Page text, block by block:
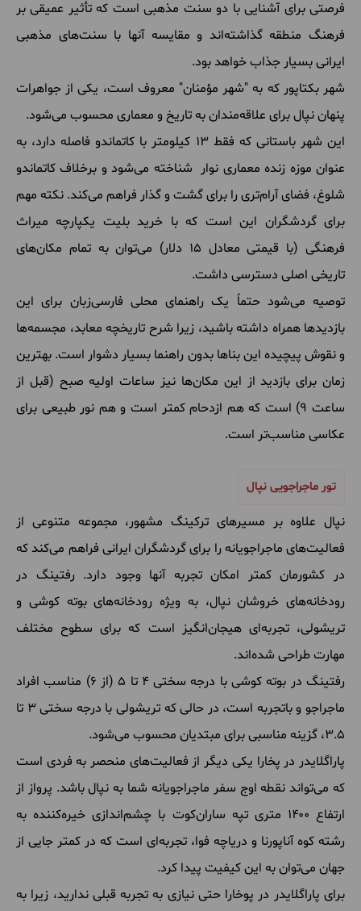
فرصتی برای آشنایی با دو سنت مذهبی است که تأثیر عمیقی بر
فرهنگ منطقه گذاشته‌اند و مقایسه آنها با سنت‌های مذهبی
ایرانی بسیار جذاب خواهد بود.
شهر بکتاپور که به "شهر مؤمنان" معروف است، یکی از جواهرات
پنهان نپال برای علاقه‌مندان به تاریخ و معماری محسوب می‌شود.
این شهر باستانی که فقط ۱۳ کیلومتر با کاتماندو فاصله دارد، به
عنوان موزه زنده معماری نوار شناخته می‌شود و برخلاف کاتماندو
شلوغ، فضای آرام‌تری را برای گشت و گذار فراهم می‌کند. نکته مهم
برای گردشگران این است که با خرید بلیت یکپارچه میراث
فرهنگی (با قیمتی معادل ۱۵ دلار) می‌توان به تمام مکان‌های
تاریخی اصلی دسترسی داشت.
توصیه می‌شود حتماً یک راهنمای محلی فارسی‌زبان برای این
بازدیدها همراه داشته باشید، زیرا شرح تاریخچه معابد، مجسمه‌ها
و نقوش پیچیده این بناها بدون راهنما بسیار دشوار است. بهترین
زمان برای بازدید از این مکان‌ها نیز ساعات اولیه صبح (قبل از
ساعت ۹) است که هم ازدحام کمتر است و هم نور طبیعی برای
عکاسی مناسب‌تر است.
تور ماجراجویی نپال
نپال علاوه بر مسیرهای ترکینگ مشهور، مجموعه متنوعی از
فعالیت‌های ماجراجویانه را برای گردشگران ایرانی فراهم می‌کند که
در کشورمان کمتر امکان تجربه آنها وجود دارد. رفتینگ در
رودخانه‌های خروشان نپال، به ویژه رودخانه‌های بوته کوشی و
تریشولی، تجربه‌ای هیجان‌انگیز است که برای سطوح مختلف
مهارت طراحی شده‌اند.
رفتینگ در بوته کوشی با درجه سختی ۴ تا ۵ (از ۶) مناسب افراد
ماجراجو و باتجربه است، در حالی که تریشولی با درجه سختی ۳ تا
۳.۵، گزینه مناسبی برای مبتدیان محسوب می‌شود.
پاراگلایدر در پخارا یکی دیگر از فعالیت‌های منحصر به فردی است
که می‌تواند نقطه اوج سفر ماجراجویانه شما به نپال باشد. پرواز از
ارتفاع ۱۴۰۰ متری تپه ساران‌کوت با چشم‌اندازی خیره‌کننده به
رشته کوه آناپورنا و دریاچه فوا، تجربه‌ای است که در کمتر جایی از
جهان می‌توان به این کیفیت پیدا کرد.
برای پاراگلایدر در پوخارا حتی نیازی به تجربه قبلی ندارید، زیرا به